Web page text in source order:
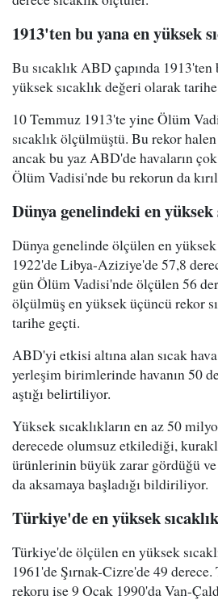
1913'ten bu yana en yüksek
Bu sıcaklık ABD çapında
yüksek sıcaklık değeri olarak
10 Temmuz 1913'te yine Ölüm
sıcaklık ölçülmüştü. Bu rekor
ancak bu yaz ABD'de havaların
Ölüm Vadisi'nde bu rekorun da
Dünya genelindeki en yüksek
Dünya genelinde ölçülen en
1922'de Libya-Aziziye'de 57,8
gün Ölüm Vadisi'nde ölçülen 56
ölçülmüş en yüksek üçüncü rekor
tarihe geçti.
ABD'yi etkisi altına alan sıcak hava
yerleşim birimlerinde havanın 50
aştığı belirtiliyor.
Yüksek sıcaklıkların en az 50
derecede olumsuz etkilediği,
ürünlerinin büyük zarar gördüğü
da aksamaya başladığı bildiriliyor.
Türkiye'de en yüksek sıcaklık
Türkiye'de ölçülen en yüksek
1961'de Şırnak-Cizre'de 49
rekoru ise 9 Ocak 1990'da Van-